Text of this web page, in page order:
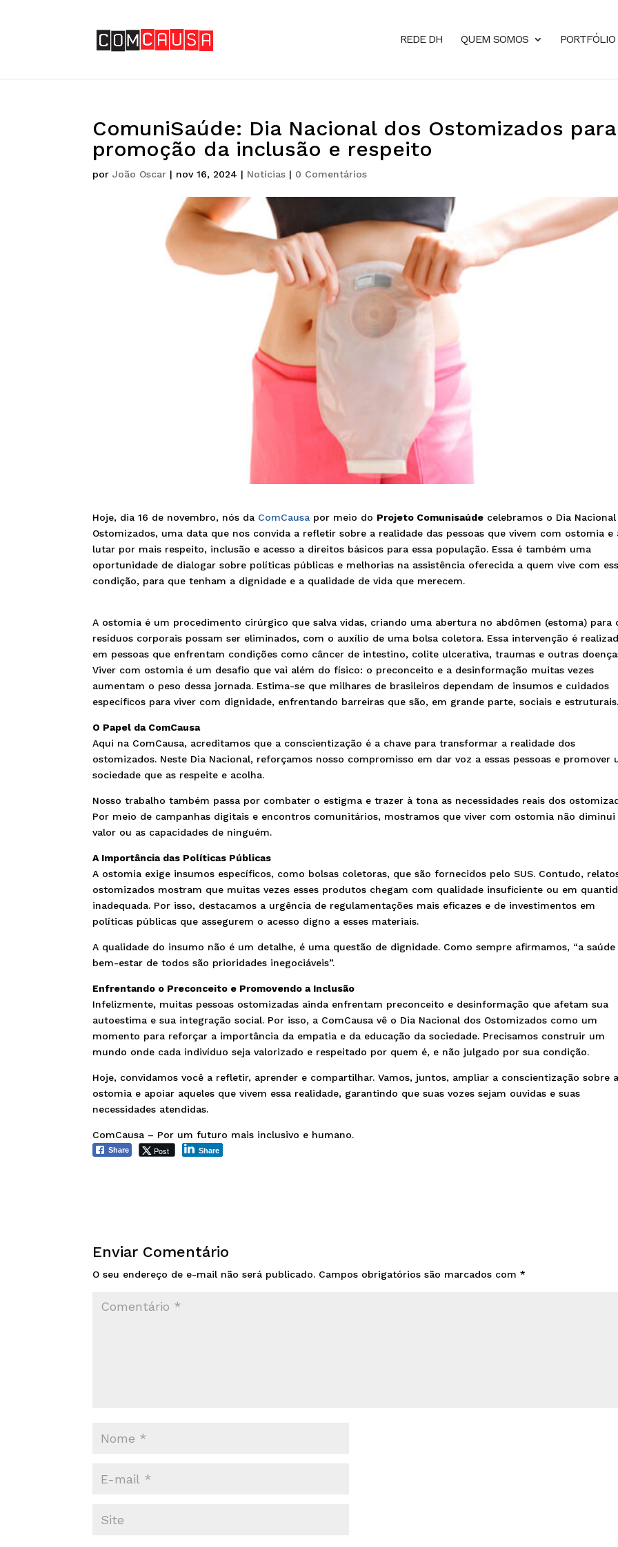
REDE DH QUEM SOMOS PORTFÓLIO
ComuniSaúde: Dia Nacional dos Ostomizados para
promoção da inclusão e respeito
porJoão Oscar | nov 16, 2024 | Notícias | 0 Comentários
Hoje, dia 16 de novembro, nós da ComCausa por meio do Projeto Comunisaúde celebramos o Dia
Ostomizados, uma data que nos convida a refletir sobre a realidade das pessoas que vivem com ostomia e
lutar por mais respeito, inclusão e acesso a direitos básicos para essa população. Essa é também uma
oportunidade de dialogar sobre políticas públicas e melhorias na assistência oferecida a quem vive com
condição, para que tenham a dignidade e a qualidade de vida que merecem.
A ostomia é um procedimento cirúrgico que salva vidas, criando uma abertura no abdômen (estoma) para
resíduos corporais possam ser eliminados, com o auxílio de uma bolsa coletora. Essa intervenção é
em pessoas que enfrentam condições como câncer de intestino, colite ulcerativa, traumas e outras
Viver com ostomia é um desafio que vai além do físico: o preconceito e a desinformação muitas vezes
aumentam o peso dessa jornada. Estima-se que milhares de brasileiros dependam de insumos e cuidados
específicos para viver com dignidade, enfrentando barreiras que são, em grande parte, sociais e estruturais.
O Papel da ComCausa
Aqui na ComCausa, acreditamos que a conscientização é a chave para transformar a realidade dos
ostomizados. Neste Dia Nacional, reforçamos nosso compromisso em dar voz a essas pessoas e promover
sociedade que as respeite e acolha.
Nosso trabalho também passa por combater o estigma e trazer à tona as necessidades reais dos
Por meio de campanhas digitais e encontros comunitários, mostramos que viver com ostomia não diminui
valor ou as capacidades de ninguém.
A Importância das Políticas Públicas
A ostomia exige insumos específicos, como bolsas coletoras, que são fornecidos pelo SUS. Contudo,
ostomizados mostram que muitas vezes esses produtos chegam com qualidade insuficiente ou em
inadequada. Por isso, destacamos a urgência de regulamentações mais eficazes e de investimentos em
políticas públicas que assegurem o acesso digno a esses materiais.
A qualidade do insumo não é um detalhe, é uma questão de dignidade. Como sempre afirmamos, “a saúde
bem-estar de todos são prioridades inegociáveis”.
Enfrentando o Preconceito e Promovendo a Inclusão
Infelizmente, muitas pessoas ostomizadas ainda enfrentam preconceito e desinformação que afetam sua
autoestima e sua integração social. Por isso, a ComCausa vê o Dia Nacional dos Ostomizados como um
momento para reforçar a importância da empatia e da educação da sociedade. Precisamos construir um
mundo onde cada indivíduo seja valorizado e respeitado por quem é, e não julgado por sua condição.
Hoje, convidamos você a refletir, aprender e compartilhar. Vamos, juntos, ampliar a conscientização sobre a
ostomia e apoiar aqueles que vivem essa realidade, garantindo que suas vozes sejam ouvidas e suas
necessidades atendidas.
ComCausa – Por um futuro mais inclusivo e humano.
Share Post Share
Enviar Comentário
O seu endereço de e-mail não será publicado. Campos obrigatórios são marcados com*